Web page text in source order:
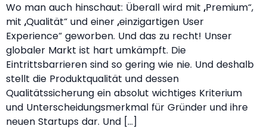
Wo man auch hinschaut: Überall wird mit „Premium“,
mit „Qualität“ und einer „einzigartigen User
Experience“ geworben. Und das zu recht! Unser
globaler Markt ist hart umkämpft. Die
Eintrittsbarrieren sind so gering wie nie. Und deshalb
stellt die Produktqualität und dessen
Qualitätssicherung ein absolut wichtiges Kriterium
und Unterscheidungsmerkmal für Gründer und ihre
neuen Startups dar. Und […]